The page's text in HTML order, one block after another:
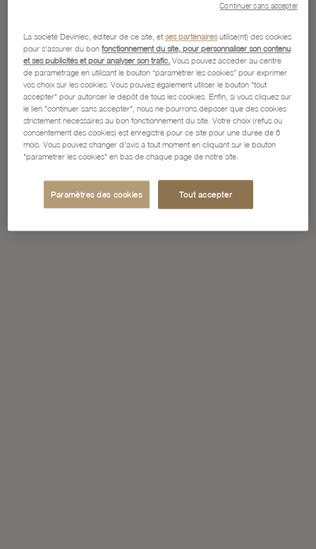
La société Devinlec, éditeur de ce site, etses partenairesutilise(nt) des cookies
pour s'assurer du bonfonctionnement du site, pour personnaliser son contenu
et ses publicités et pour analyser son trafic. Vous pouvez accéder au centre
de paramétrage en utilisant le bouton “paramétrer les cookies” pour exprimer
vos choix sur les cookies. Vous pouvez également utiliser le bouton "tout
accepter" pour autoriser le dépôt de tous les cookies. Enfin, si vous cliquez sur
le lien "continuer sans accepter", nous ne pourrons déposer que des cookies
strictement nécessaires au bon fonctionnement du site. Votre choix (refus ou
consentement des cookies) est enregistré pour ce site pour une durée de 6
mois. Vous pouvez changer d'avis à tout moment en cliquant sur le bouton
"paramétrer les cookies" en bas de chaque page de notre site.
Paramètres des cookies Tout accepter
Continuer sans accepter